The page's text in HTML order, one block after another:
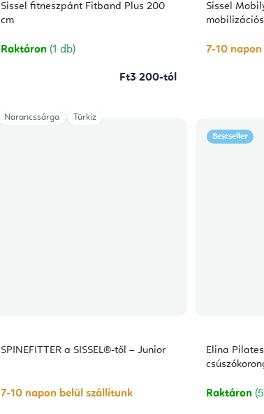
Sissel fitneszpánt Fitband Plus 200
cm
Raktáron (1 db)
Ft3 200-tól
Sissel
7-10
Könnyű 46 cm közepes
SPINEFITTER a SISSEL®-től – Junior
7-10 napon belül szállítunk
Narancssárga Türkiz
Bestseller
Elina
Raktáron